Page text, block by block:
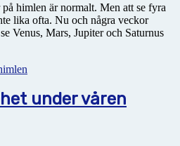
himlen är normalt. Men att se fyra
lika ofta. Nu och några veckor
Venus, Mars, Jupiter och Saturnus
under våren